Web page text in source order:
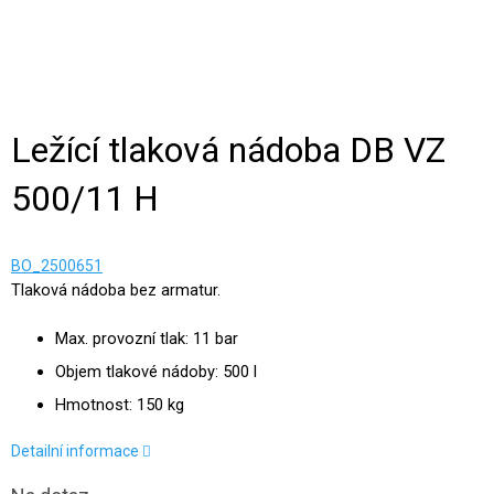
Ležící tlaková nádoba DB VZ
500/11 H
BO_2500651
Tlaková nádoba bez armatur.
Max. provozní tlak: 11 bar
Objem tlakové nádoby: 500 l
Hmotnost: 150 kg
Detailní informace